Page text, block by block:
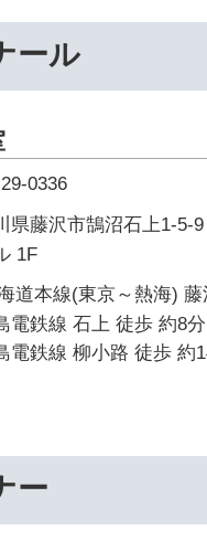
ール
0336
県藤沢市鵠沼石上1-5-
1F
道本線(東京～熱海)
電鉄線 石上 徒歩 約8分
電鉄線 柳小路 徒歩 約
ー